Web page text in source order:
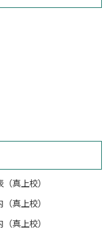
真上校）
真上校）
真上校）